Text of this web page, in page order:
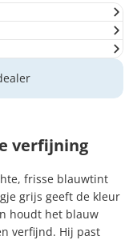
verfijning
frisse blauwtint
grijs geeft de kleur
houdt het blauw
verfijnd. Hij past